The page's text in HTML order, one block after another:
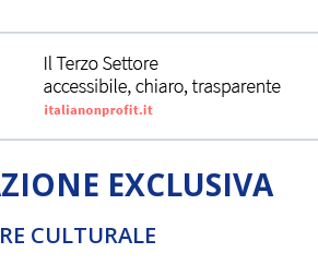
EXCLUSIVA
CULTURALE